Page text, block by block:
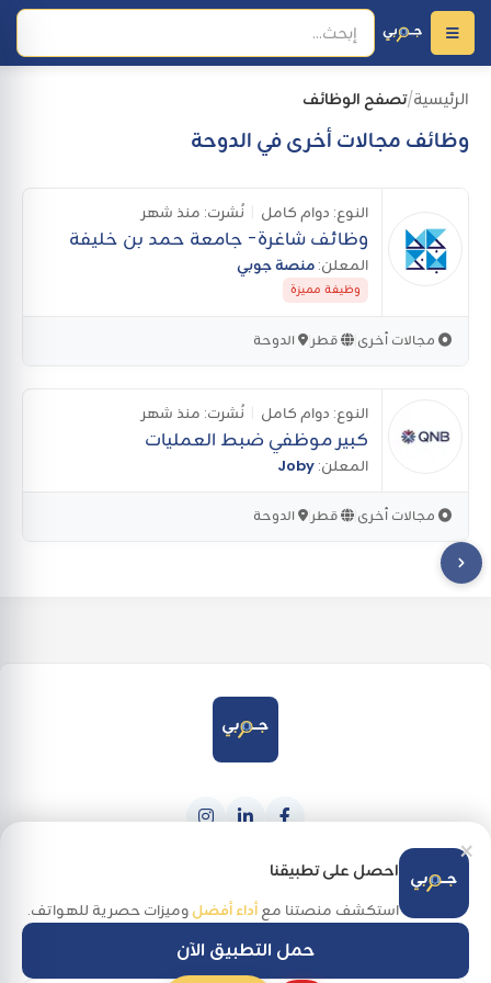
الرئيسية/تصفح الوظائف
وظائف مجالات أخرى في الدوحة
النوع: دوام كامل نُشرت: منذ شهر
وظائف شاغرة- جامعة حمد بن خليفة
المعلن: منصة جوبي
وظيفة مميزة
مجالات أخرى قطر الدوحة
النوع: دوام كامل نُشرت: منذ شهر
كبير موظفي ضبط العمليات
المعلن: Joby
مجالات أخرى قطر الدوحة
App Store
جميع الحقوق محفوظة لـ جوبي @ 2026
× احصل على تطبيقنا
استكشف منصتنا مع أداء أفضلوميزات حصرية للهواتف.
حمل التطبيق الآن